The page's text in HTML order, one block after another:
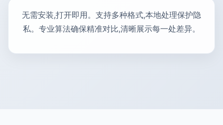
无需安装,打开即用。支持多种格式,本地处理保护隐
私。专业算法确保精准对比,清晰展示每一处差异。